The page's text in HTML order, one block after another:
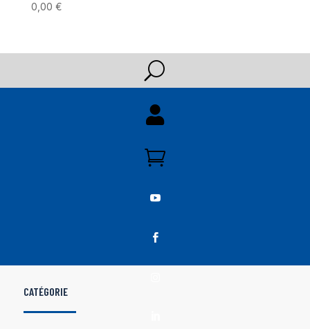
0,00 €
U




CATÉGORIE